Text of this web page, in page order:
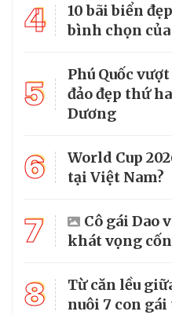
4
10 bãi biển
bình chọn
5
Phú Quốc
đảo đẹp thứ
Dương
6
World Cup
tại Việt Nam?
7
Cô gái Dao
khát vọng
8
Từ căn lều
nuôi 7 con